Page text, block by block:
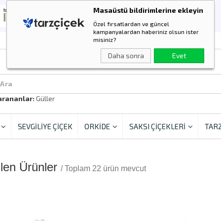
Masaüstü bildirimlerine ekleyin
Özel fırsatlardan ve güncel
kampanyalardan haberiniz olsun ister
misiniz?
Daha sonra Evet
Güller
SEVGİLİYE ÇİÇEK ORKİDE SAKSI ÇİÇEKLERİ
Ürünler / Toplam 22 ürün mevcut